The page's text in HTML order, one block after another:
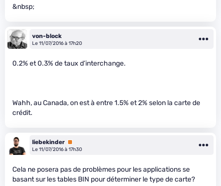
&nbsp;
von-block
Le 11/07/2016 à 17h20
0.2% et 0.3% de taux d’interchange.
Wahh, au Canada, on est à entre 1.5% et 2% selon la carte de
crédit.
liebekinder Premium
Le 11/07/2016 à 17h30
Cela ne posera pas de problèmes pour les applications se
basant sur les tables BIN pour déterminer le type de carte?